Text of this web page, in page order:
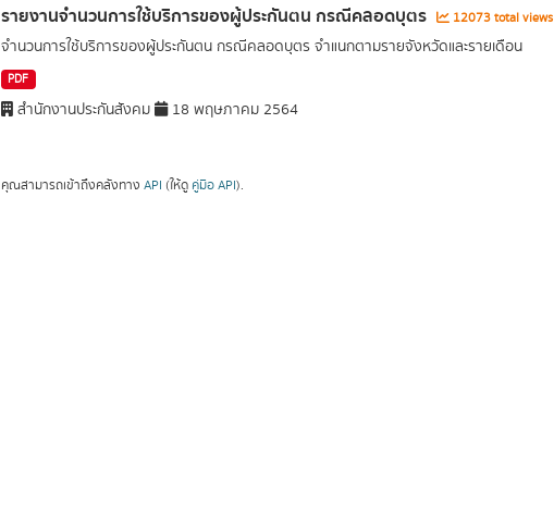
รายงานจำนวนการใช้บริการของผู้ประกันตน กรณีคลอดบุตร 12073 total views
จำนวนการใช้บริการของผู้ประกันตน กรณีคลอดบุตร จำแนกตามรายจังหวัดและรายเดือน
PDF
สำนักงานประกันสังคม 18 พฤษภาคม 2564
คุณสามารถเข้าถึงคลังทาง API (ให้ดู คู่มือ API).